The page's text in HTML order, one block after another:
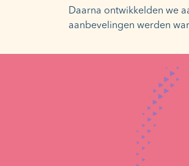
Daarna ontwikkelden we
aanbevelingen werden